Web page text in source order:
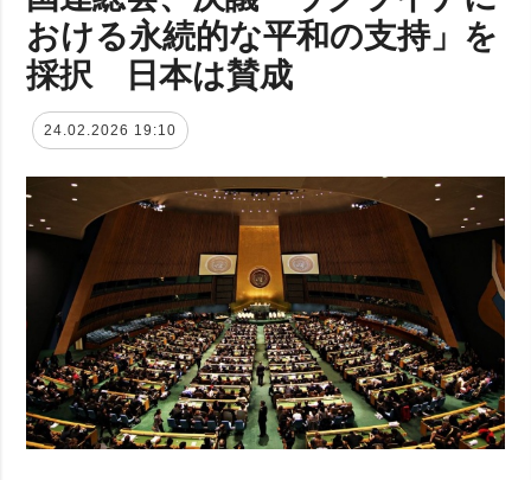
おける永続的な平和の支持」を
採択 日本は賛成
24.02.2026 19:10